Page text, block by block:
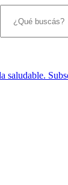
saludable.